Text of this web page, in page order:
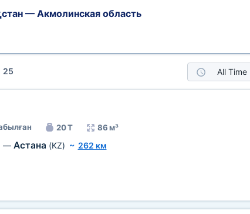
— Акмолинская область
25 All Time
20 Т 86 м³
— Астана (KZ) ~ 262 км